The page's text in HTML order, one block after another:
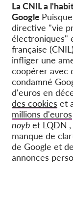
La CNIL a
Google
directive "vie
électroniques"
française
infliger une
coopérer avec
condamné
d'euros en
des cookies et
millions d'euros
noyb et LQDN
manque de
de Google et
annonces